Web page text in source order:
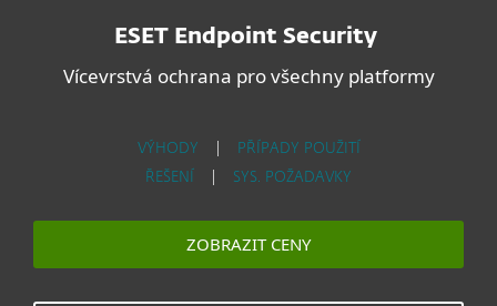
ESET Endpoint Security
Vícevrstvá ochrana pro všechny platformy
VÝHODY
PŘÍPADY POUŽITÍ
ŘEŠENÍ
SYS. POŽADAVKY
ZOBRAZIT CENY